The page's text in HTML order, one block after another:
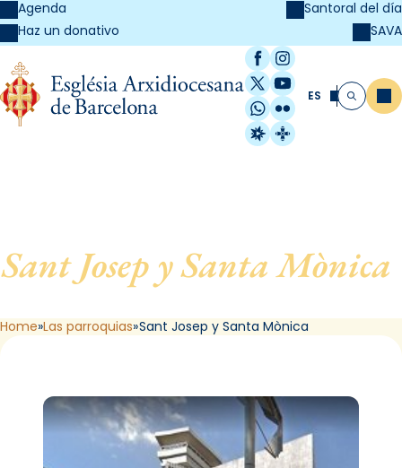
Agenda
Haz un donativo
Santoral del día
SAVA
Facebook
Instagram
X / Twitter
YouTube
WhatsApp
Flickr
Radio Estel
Catalunya
ES Buscar
Sant Josep y Santa Mònica
de Barcelona
Home Las parroquias Sant Josep y Santa Mònica